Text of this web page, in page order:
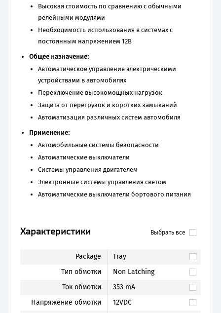
Выбрать все
Характеристики
Package
Tray
Тип обмотки
Non Latching
Ток обмотки
353 mA
Напряжение обмотки
12VDC
Высокая стоимость по сравнению с обычными
релейными модулями
Необходимость использования в системах с
постоянным напряжением 12В
Общее назначение:
Автоматическое управление электрическими
устройствами в автомобилях
Переключение высокомощных нагрузок
Защита от перегрузок и коротких замыканий
Автоматизация различных систем автомобиля
Применение:
Автомобильные системы безопасности
Автоматические выключатели
Системы управления двигателем
Электронные системы управления светом
Автоматические выключатели бортового питания